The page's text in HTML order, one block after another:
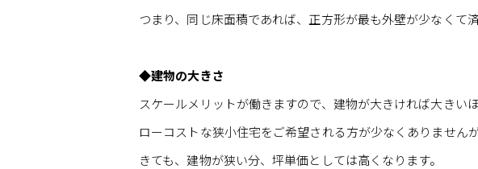
つまり、同じ床面積であれば、正方形が最も外壁が少なくて済
◆建物の大きさ
スケールメリットが働きますので、建物が大きければ大きい
ローコストな狭小住宅をご希望される方が少なくありません
きても、建物が狭い分、坪単価としては高くなります。